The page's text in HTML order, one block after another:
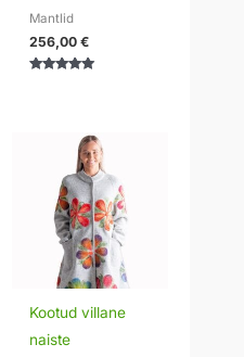
Mantlid
256,00€
Kootud villane
naiste
Hinnavahemik:
295,00 €
kuni
320,00 €